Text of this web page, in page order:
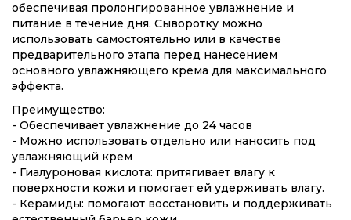
обеспечивая пролонгированное увлажнение и
питание в течение дня. Сыворотку можно
использовать самостоятельно или в качестве
предварительного этапа перед нанесением
основного увлажняющего крема для максимального
эффекта.
Преимущество:
- Обеспечивает увлажнение до 24 часов
- Можно использовать отдельно или наносить под
увлажняющий крем
- Гиалуроновая кислота: притягивает влагу к
поверхности кожи и помогает ей удерживать влагу.
- Керамиды: помогают восстановить и поддерживать